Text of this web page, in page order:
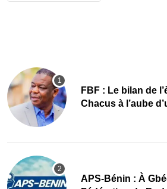
FBF : Le bilan de
Chacus à l’aube
APS-Bénin : À